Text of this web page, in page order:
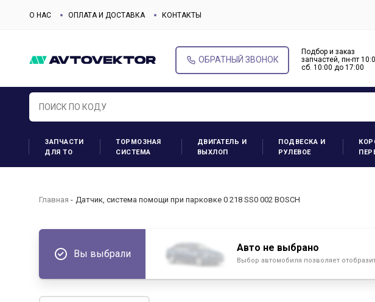
О НАС ОПЛАТА И ДОСТАВКА КОНТАКТЫ
ОБРАТНЫЙ ЗВОНОК
Подбор и заказ
запчастей, пн-пт
cб. 10:00 до 17:00
ЗАПЧАСТИ
ДЛЯ ТО
ТОРМОЗНАЯ
СИСТЕМА
ДВИГАТЕЛЬ И
ВЫХЛОП
ПОДВЕСКА И
РУЛЕВОЕ
Главная Датчик, система помощи при парковке 0 218 SS0 002 BOSCH
Вы выбрали
Авто не выбрано
Выбор автомобиля позволяет